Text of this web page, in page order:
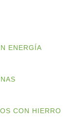
ENERGÍA
CON HIERRO